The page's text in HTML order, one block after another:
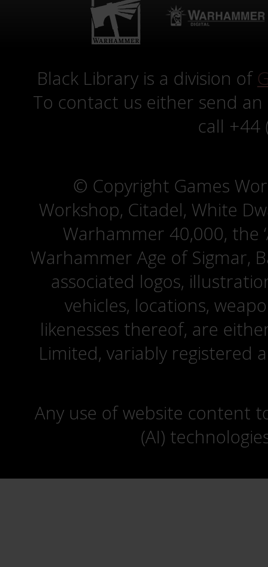
Black Library is a division of
To contact us either send
call +44
© Copyright Games
Workshop, Citadel, White
Warhammer 40,000, the
Warhammer Age of Sigmar,
associated logos,
vehicles, locations,
likenesses thereof, are
Limited, variably registered
Any use of website content
(AI)